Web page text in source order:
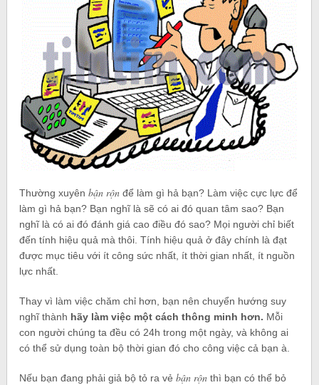
Thường xuyên bận rộn để làm gì hả bạn? Làm việc cực lực để
làm gì hả bạn? Bạn nghĩ là sẽ có ai đó quan tâm sao? Bạn
nghĩ là có ai đó đánh giá cao điều đó sao? Mọi người chỉ biết
đến tính hiệu quả mà thôi. Tính hiệu quả ở đây chính là đạt
được mục tiêu với ít công sức nhất, ít thời gian nhất, ít nguồn
lực nhất.
Thay vì làm việc chăm chỉ hơn, bạn nên chuyển hướng suy
nghĩ thành hãy làm việc một cách thông minh hơn. Mỗi
con người chúng ta đều có 24h trong một ngày, và không ai
có thể sử dụng toàn bộ thời gian đó cho công việc cả bạn à.
Nếu bạn đang phải giả bộ tỏ ra vẻbận rộn thì bạn có thể bỏ